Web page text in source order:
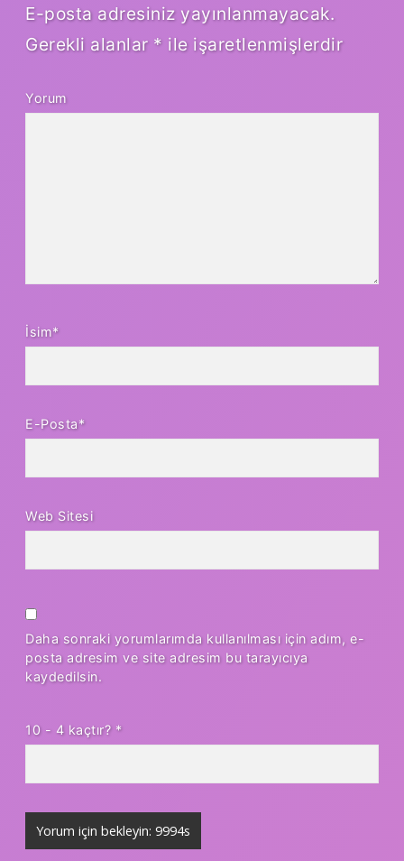
E-posta adresiniz yayınlanmayacak.
Gerekli alanlar * ile işaretlenmişlerdir
Yorum
İsim*
E-Posta*
Web Sitesi
Daha sonraki yorumlarımda kullanılması için adım, e-
posta adresim ve site adresim bu tarayıcıya
kaydedilsin.
10 - 4 kaçtır? *